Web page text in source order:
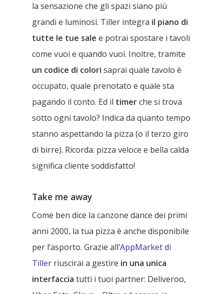
la sensazione che gli spazi siano più
grandi e luminosi. Tiller integra il piano di
tutte le tue sale e potrai spostare i tavoli
come vuoi e quando vuoi. Inoltre, tramite
un codice di colori saprai quale tavolo è
occupato, quale prenotato e quale sta
pagando il conto. Ed il timerche si trova
sotto ogni tavolo? Indica da quanto tempo
stanno aspettando la pizza (o il terzo giro
di birre). Ricorda: pizza veloce e bella calda
significa cliente soddisfatto!
Take me away
Come ben dice la canzone dance dei primi
anni 2000, la tua pizza è anche disponibile
per l’asporto. Grazie all’AppMarket di
Tiller riuscirai a gestire in una unica
interfaccia tutti i tuoi partner: Deliveroo,